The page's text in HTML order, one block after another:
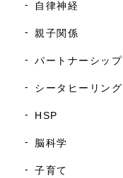
自律神経
親子関係
パートナーシップ
シータヒーリング
HSP
脳科学
子育て